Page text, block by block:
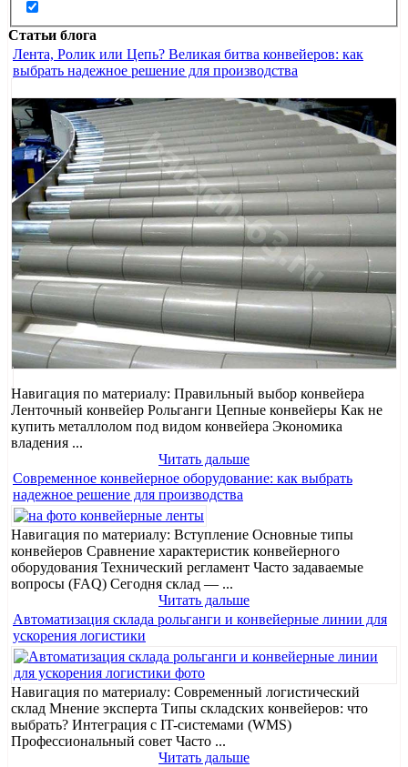
Статьи блога
Лента, Ролик или Цепь? Великая битва конвейеров: как
выбрать надежное решение для производства
Навигация по материалу: Правильный выбор конвейера
Ленточный конвейер Рольганги Цепные конвейеры Как не
купить металлолом под видом конвейера Экономика
владения ...
Читать дальше
Современное конвейерное оборудование: как выбрать
надежное решение для производства
Навигация по материалу: Вступление Основные типы
конвейеров Сравнение характеристик конвейерного
оборудования Технический регламент Часто задаваемые
вопросы (FAQ) Сегодня склад — ...
Читать дальше
Автоматизация склада рольганги и конвейерные линии для
ускорения логистики
Навигация по материалу: Современный логистический
склад Мнение эксперта Типы складских конвейеров: что
выбрать? Интеграция с IT-системами (WMS)
Профессиональный совет Часто ...
Читать дальше